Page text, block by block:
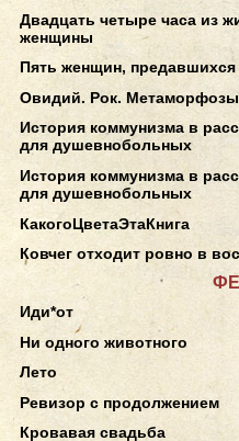
Двадцать четыре часа из
женщины
Пять женщин,
Овидий. Рок. Метаморфозы
История коммунизма в
для душевнобольных
История коммунизма в
для душевнобольных
КакогоЦветаЭтаКнига
Ковчег отходит ровно в
Иди*от
Ни одного животного
Лето
Ревизор с продолжением
Кровавая свадьба